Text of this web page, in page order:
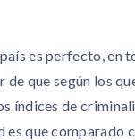
es perfecto, en
de que según los
índices de
es que comparado